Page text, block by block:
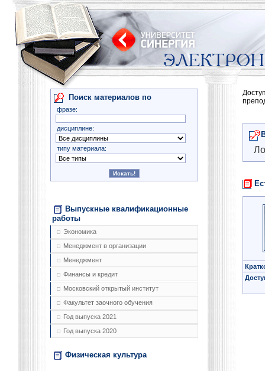
Поиск материалов по
фразе:
дисциплине:
типу материала:
Выпускные квалификационные
работы
Экономика
Менеджмент в организации
Менеджмент
Финансы и кредит
Московский открытый институт
Факультет заочного обучения
Год выпуска 2021
Год выпуска 2020
Физическая культура